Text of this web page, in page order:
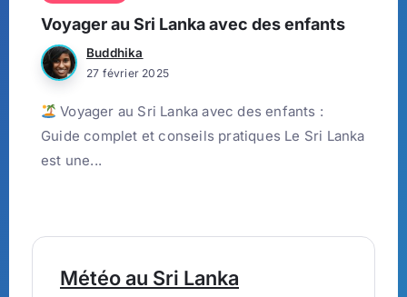
Voyager au Sri Lanka avec des enfants
Buddhika
27 février 2025
Voyager au Sri Lanka avec des enfants :
Guide complet et conseils pratiques Le Sri Lanka
est une...
Météo au Sri Lanka